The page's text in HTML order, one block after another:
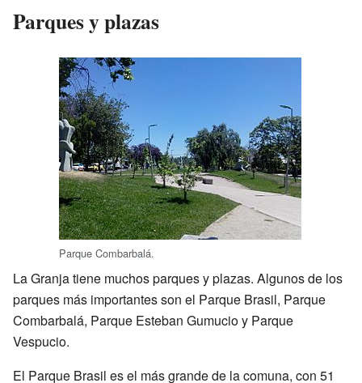
Parques y plazas
Parque Combarbalá.
La Granja tiene muchos parques y plazas. Algunos de los
parques más importantes son el Parque Brasil, Parque
Combarbalá, Parque Esteban Gumucio y Parque
Vespucio.
El Parque Brasil es el más grande de la comuna, con 51